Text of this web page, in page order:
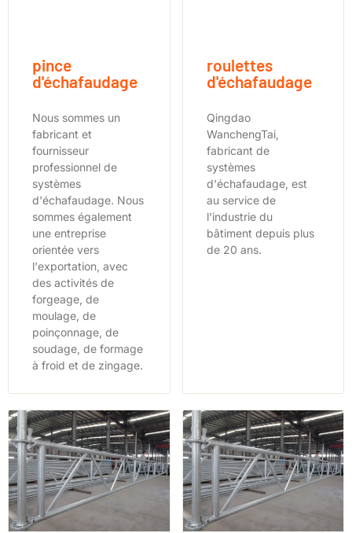
pince
d'échafaudage
Nous sommes un
fabricant et
fournisseur
professionnel de
systèmes
d'échafaudage. Nous
sommes également
une entreprise
orientée vers
l'exportation, avec
des activités de
forgeage, de
moulage, de
poinçonnage, de
soudage, de formage
à froid et de zingage.
roulettes
d'échafaudage
Qingdao
WanchengTai,
fabricant de
systèmes
d'échafaudage, est
au service de
l'industrie du
bâtiment depuis plus
de 20 ans.